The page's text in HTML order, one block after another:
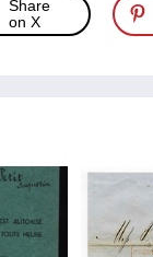
Share
on X